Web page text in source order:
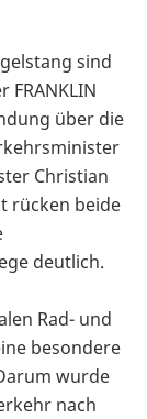
sind
über die
Christian
rücken beide
deutlich.
Rad- und
besondere
wurde
nach